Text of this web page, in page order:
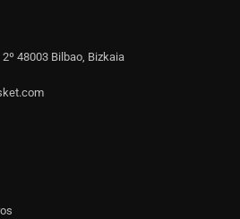
48003 Bilbao, Bizkaia